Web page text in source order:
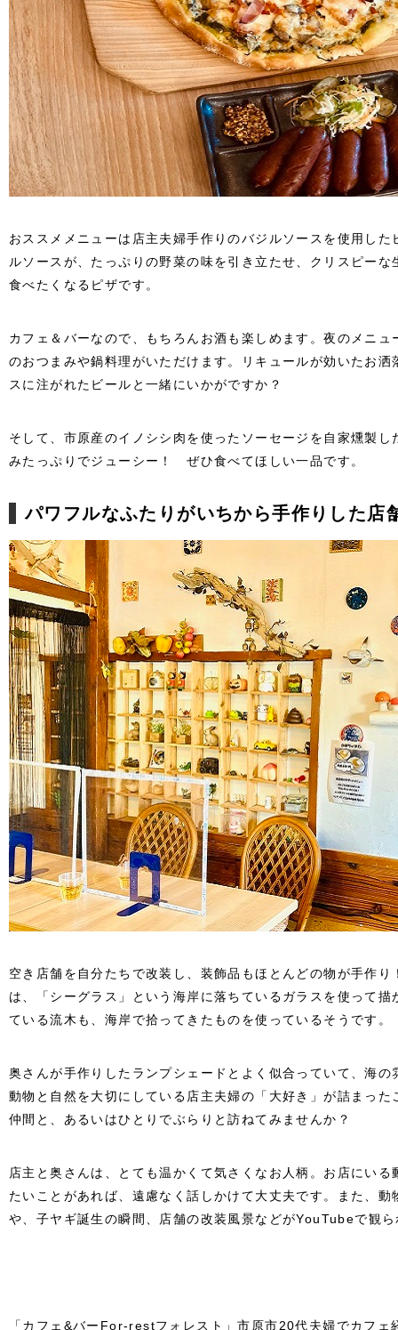
おススメメニューは店主夫婦手作りのバジルソースを使用し
ルソースが、たっぷりの野菜の味を引き立たせ、クリスピー
食べたくなるピザです。
カフェ＆バーなので、もちろんお酒も楽しめます。夜のメニ
のおつまみや鍋料理がいただけます。リキュールが効いたお
スに注がれたビールと一緒にいかがですか？
そして、市原産のイノシシ肉を使ったソーセージを自家燻製
みたっぷりでジューシー！ ぜひ食べてほしい一品です。
パワフルなふたりがいちから手作りした店
空き店舗を自分たちで改装し、装飾品もほとんどの物が手作
は、「シーグラス」という海岸に落ちているガラスを使って
ている流木も、海岸で拾ってきたものを使っているそうです。
奥さんが手作りしたランプシェードとよく似合っていて、海
動物と自然を大切にしている店主夫婦の「大好き」が詰まっ
仲間と、あるいはひとりでぶらりと訪ねてみませんか？
店主と奥さんは、とても温かくて気さくなお人柄。お店にい
たいことがあれば、遠慮なく話しかけて大丈夫です。また、
や、子ヤギ誕生の瞬間、店舗の改装風景などがYouTubeで観
「カフェ&バーFor-restフォレスト」市原市20代夫婦でカフェ